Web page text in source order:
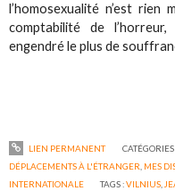
l’homosexualité n’est
comptabilité de
engendré le plus de
LIEN PERMANENT CATÉGORIES
DÉPLACEMENTS À L'ÉTRANGER MES
INTERNATIONALE
TAGS :VILNIUS